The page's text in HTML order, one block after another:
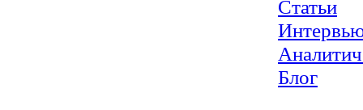
Статьи
Блог